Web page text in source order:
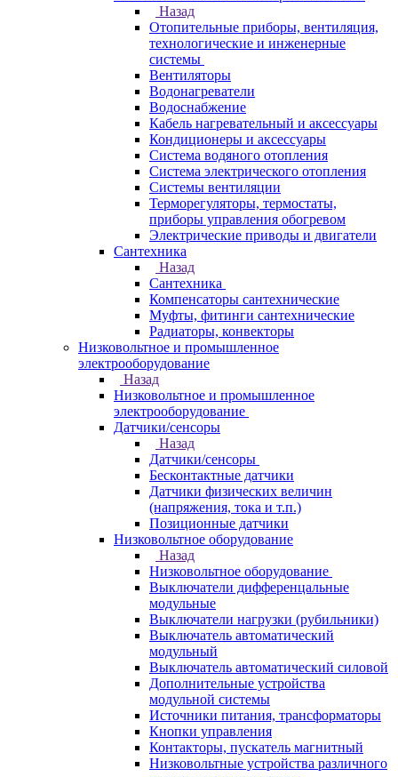
Назад
Отопительные приборы, вентиляция,
технологические и инженерные
системы
Вентиляторы
Водонагреватели
Водоснабжение
Кабель нагревательный и аксессуары
Кондиционеры и аксессуары
Система водяного отопления
Система электрического отопления
Системы вентиляции
Терморегуляторы, термостаты,
приборы управления обогревом
Электрические приводы и двигатели
Сантехника
Назад
Сантехника
Компенсаторы сантехнические
Муфты, фитинги сантехнические
Радиаторы, конвекторы
Низковольтное и промышленное
электрооборудование
Назад
Низковольтное и промышленное
электрооборудование
Датчики/сенсоры
Назад
Датчики/сенсоры
Бесконтактные датчики
Датчики физических величин
(напряжения, тока и т.п.)
Позиционные датчики
Низковольтное оборудование
Назад
Низковольтное оборудование
Выключатели дифференцальные
модульные
Выключатели нагрузки (рубильники)
Выключатель автоматический
модульный
Выключатель автоматический силовой
Дополнительные устройства
модульной системы
Источники питания, трансформаторы
Кнопки управления
Контакторы, пускатель магнитный
Низковольтные устройства различного